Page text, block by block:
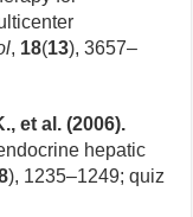
, 18(13), 3657–
et al. (2006).
hepatic
), 1235–1249; quiz